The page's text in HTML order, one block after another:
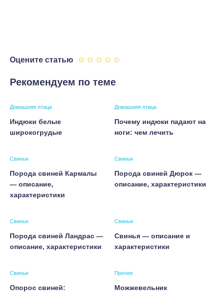
Оцените статью
Рекомендуем по теме
Домашняя птица
Индюки белые
широкогрудые
Домашняя птица
Почему индюки падают на
ноги: чем лечить
Свиньи
Порода свиней Кармалы
— описание,
характеристики
Свиньи
Порода свиней Дюрок —
описание, характеристики
Свиньи
Порода свиней Ландрас —
описание, характеристики
Свиньи
Свинья — описание и
характеристики
Свиньи
Опорос свиней:
Прочее
Можжевельник